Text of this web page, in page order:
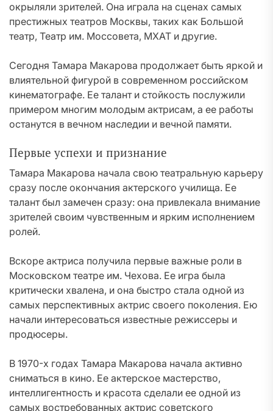
окрыляли зрителей. Она играла на сценах самых
престижных театров Москвы, таких как Большой
театр, Театр им. Моссовета, МХАТ и другие.
Сегодня Тамара Макарова продолжает быть яркой и
влиятельной фигурой в современном российском
кинематографе. Ее талант и стойкость послужили
примером многим молодым актрисам, а ее работы
останутся в вечном наследии и вечной памяти.
Первые успехи и признание
Тамара Макарова начала свою театральную карьеру
сразу после окончания актерского училища. Ее
талант был замечен сразу: она привлекала внимание
зрителей своим чувственным и ярким исполнением
ролей.
Вскоре актриса получила первые важные роли в
Московском театре им. Чехова. Ее игра была
критически хвалена, и она быстро стала одной из
самых перспективных актрис своего поколения. Ею
начали интересоваться известные режиссеры и
продюсеры.
В 1970-х годах Тамара Макарова начала активно
сниматься в кино. Ее актерское мастерство,
интеллигентность и красота сделали ее одной из
самых востребованных актрис советского